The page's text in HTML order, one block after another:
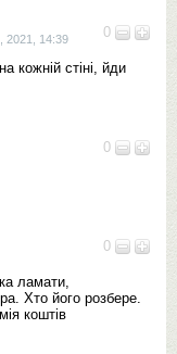
0
2021, 14:39
кожній стіні, йди
0
0
ламати,
Хто його розбере.
коштів